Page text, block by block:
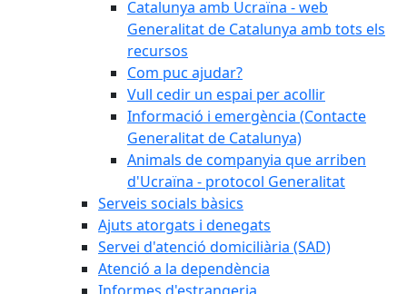
Catalunya amb Ucraïna - web
Generalitat de Catalunya amb tots els
recursos
Com puc ajudar?
Vull cedir un espai per acollir
Informació i emergència (Contacte
Generalitat de Catalunya)
Animals de companyia que arriben
d'Ucraïna - protocol Generalitat
Serveis socials bàsics
Ajuts atorgats i denegats
Servei d'atenció domiciliària (SAD)
Atenció a la dependència